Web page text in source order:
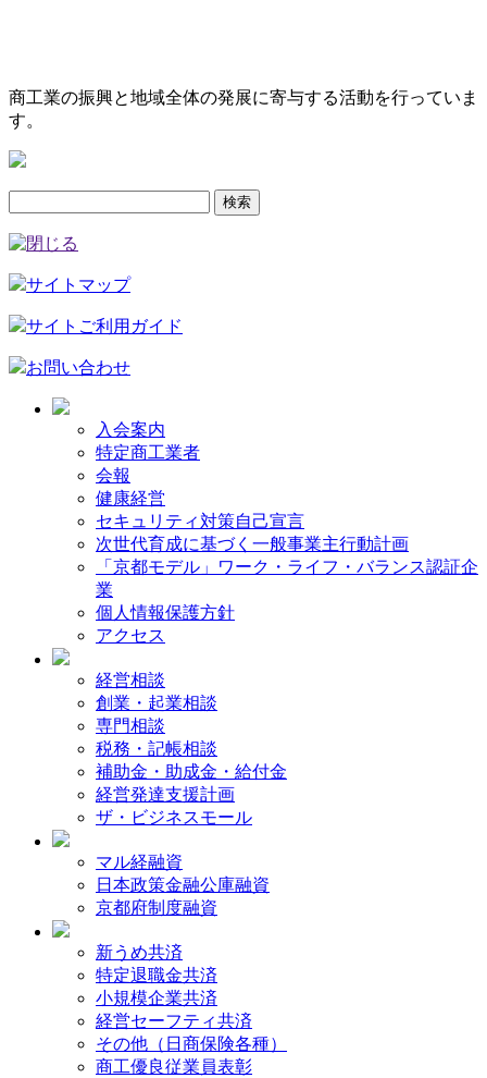
商工業の振興と地域全体の発展に寄与する活動を行っていま
す。
サイトマップ
サイトご利用ガイド
お問い合わせ
入会案内
特定商工業者
会報
健康経営
セキュリティ対策自己宣言
次世代育成に基づく一般事業主行動計画
「京都モデル」ワーク・ライフ・バランス認証企
業
個人情報保護方針
アクセス
経営相談
創業・起業相談
専門相談
税務・記帳相談
補助金・助成金・給付金
経営発達支援計画
ザ・ビジネスモール
マル経融資
日本政策金融公庫融資
京都府制度融資
新うめ共済
特定退職金共済
小規模企業共済
経営セーフティ共済
その他（日商保険各種）
商工優良従業員表彰